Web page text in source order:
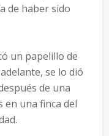
de haber sido
un papelillo de
se lo dió
de una
en una finca del